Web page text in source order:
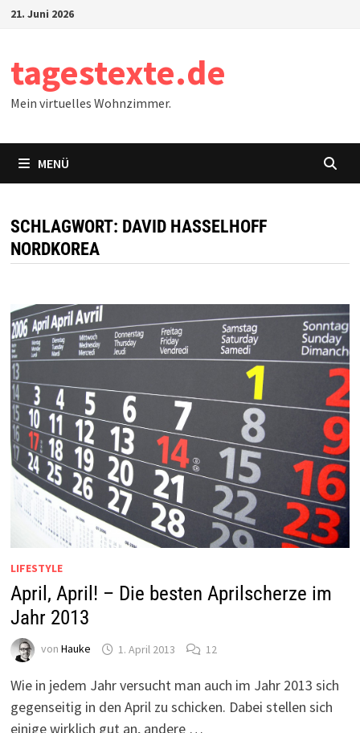
Zum21. Juni 2026
tagestexte.de
Mein virtuelles Wohnzimmer.
MENÜ
SCHLAGWORT: DAVID HASSELHOFF
NORDKOREA
LIFESTYLE
April, April! – Die besten Aprilscherze im
Jahr 2013
von Hauke 1. April 2013 12
Wie in jedem Jahr versucht man auch im Jahr 2013 sich
gegenseitig in den April zu schicken. Dabei stellen sich
einige wirklich gut an, andere …